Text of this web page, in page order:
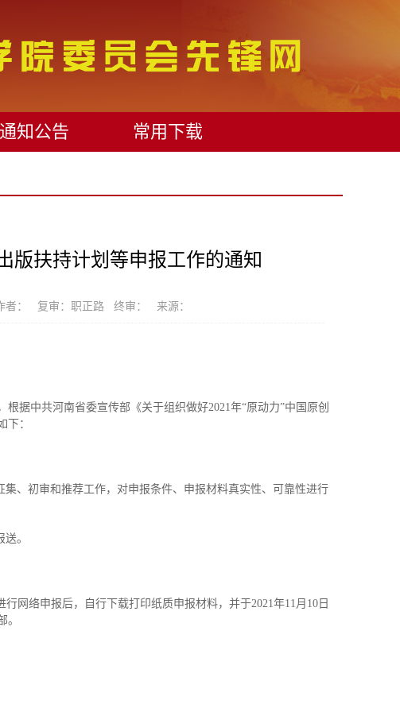
通知公告 常用下载
版扶持计划等申报工作的通知
： 复审：职正路 终审： 来源：
据中共河南省委宣传部《关于组织做好2021年“原动力”中国原创
下：
、初审和推荐工作，对申报条件、申报材料真实性、可靠性进行
。
网络申报后，自行下载打印纸质申报材料，并于2021年11月10日
。